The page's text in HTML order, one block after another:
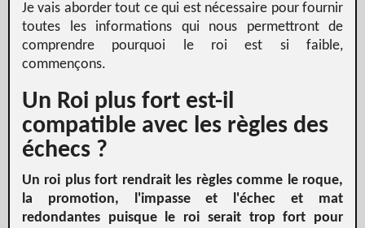
Je vais aborder tout ce qui est nécessaire pour fournir
toutes les informations qui nous permettront de
comprendre pourquoi le roi est si faible,
commençons.
Un Roi plus fort est-il
compatible avec les règles des
échecs ?
Un roi plus fort rendrait les règles comme le roque,
la promotion, l'impasse et l'échec et mat
redondantes puisque le roi serait trop fort pour